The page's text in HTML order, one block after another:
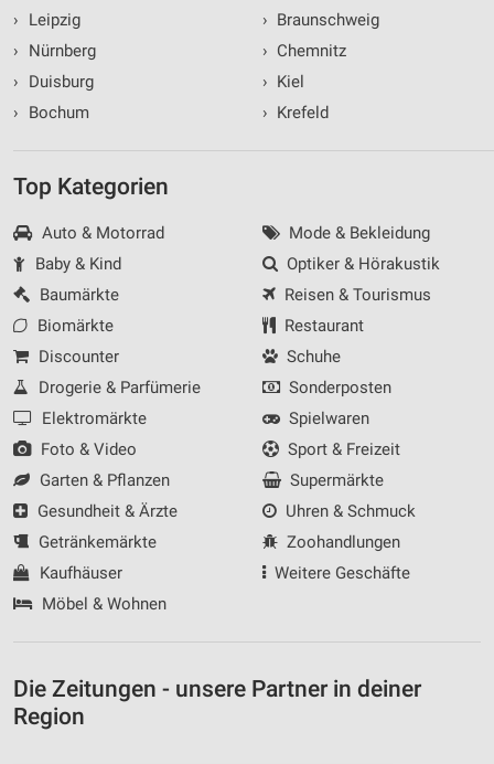
›
Leipzig
›
Nürnberg
›
Duisburg
›
Bochum
› Braunschweig
› Chemnitz
› Kiel
› Krefeld
Top Kategorien
Auto & Motorrad
Baby & Kind
Baumärkte
Biomärkte
Discounter
Drogerie & Parfümerie
Elektromärkte
Foto & Video
Garten & Pflanzen
Gesundheit & Ärzte
Getränkemärkte
Kaufhäuser
Möbel & Wohnen
Mode & Bekleidung
Optiker & Hörakustik
Reisen & Tourismus
Restaurant
Schuhe
Sonderposten
Spielwaren
Sport & Freizeit
Supermärkte
Uhren & Schmuck
Zoohandlungen
Weitere Geschäfte
Die Zeitungen - unsere Partner in deiner
Region